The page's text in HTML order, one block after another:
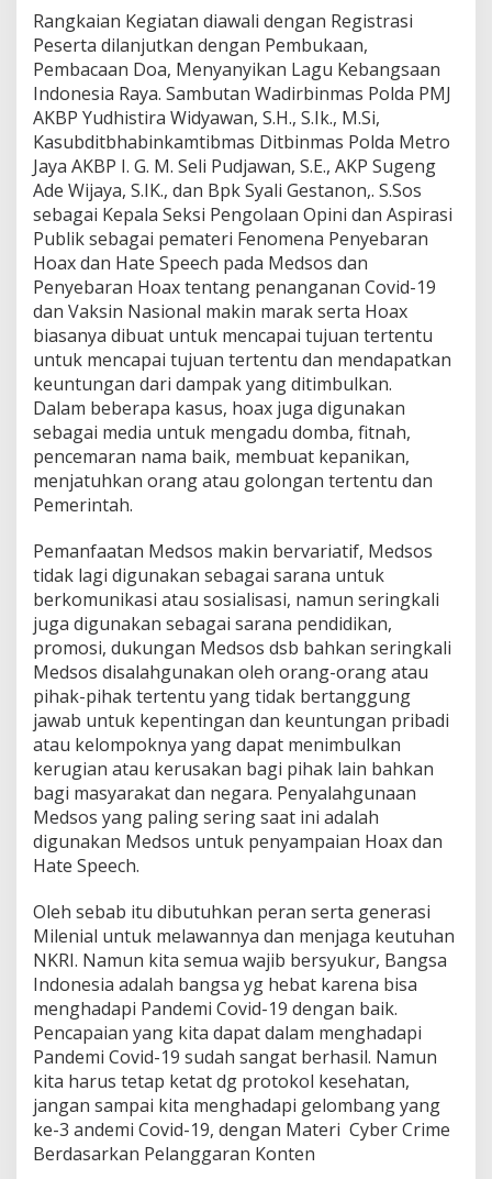
a
n
N
K
R
I
Rangkaian Kegiatan diawali dengan Registrasi
Peserta dilanjutkan dengan Pembukaan,
Pembacaan Doa, Menyanyikan Lagu Kebangsaan
Indonesia Raya. Sambutan Wadirbinmas Polda PMJ
AKBP Yudhistira Widyawan, S.H., S.Ik., M.Si,
Kasubditbhabinkamtibmas Ditbinmas Polda Metro
Jaya AKBP I. G. M. Seli Pudjawan, S.E., AKP Sugeng
Ade Wijaya, S.IK., dan Bpk Syali Gestanon,. S.Sos
sebagai Kepala Seksi Pengolaan Opini dan Aspirasi
Publik sebagai pemateri Fenomena Penyebaran
Hoax dan Hate Speech pada Medsos dan
Penyebaran Hoax tentang penanganan Covid-19
dan Vaksin Nasional makin marak serta Hoax
biasanya dibuat untuk mencapai tujuan tertentu
untuk mencapai tujuan tertentu dan mendapatkan
keuntungan dari dampak yang ditimbulkan.
Dalam beberapa kasus, hoax juga digunakan
sebagai media untuk mengadu domba, fitnah,
pencemaran nama baik, membuat kepanikan,
menjatuhkan orang atau golongan tertentu dan
Pemerintah.
Pemanfaatan Medsos makin bervariatif, Medsos
tidak lagi digunakan sebagai sarana untuk
berkomunikasi atau sosialisasi, namun seringkali
juga digunakan sebagai sarana pendidikan,
promosi, dukungan Medsos dsb bahkan seringkali
Medsos disalahgunakan oleh orang-orang atau
pihak-pihak tertentu yang tidak bertanggung
jawab untuk kepentingan dan keuntungan pribadi
atau kelompoknya yang dapat menimbulkan
kerugian atau kerusakan bagi pihak lain bahkan
bagi masyarakat dan negara. Penyalahgunaan
Medsos yang paling sering saat ini adalah
digunakan Medsos untuk penyampaian Hoax dan
Hate Speech.
Oleh sebab itu dibutuhkan peran serta generasi
Milenial untuk melawannya dan menjaga keutuhan
NKRI. Namun kita semua wajib bersyukur, Bangsa
Indonesia adalah bangsa yg hebat karena bisa
menghadapi Pandemi Covid-19 dengan baik.
Pencapaian yang kita dapat dalam menghadapi
Pandemi Covid-19 sudah sangat berhasil. Namun
kita harus tetap ketat dg protokol kesehatan,
jangan sampai kita menghadapi gelombang yang
ke-3 andemi Covid-19, dengan Materi Cyber Crime
Berdasarkan Pelanggaran Konten